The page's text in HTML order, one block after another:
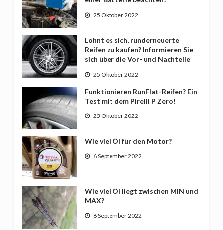
25 Oktober 2022
Lohnt es sich, runderneuerte
Reifen zu kaufen? Informieren Sie
sich über die Vor- und Nachteile
25 Oktober 2022
Funktionieren RunFlat-Reifen? Ein
Test mit dem Pirelli P Zero!
25 Oktober 2022
Wie viel Öl für den Motor?
6 September 2022
Wie viel Öl liegt zwischen MIN und
MAX?
6 September 2022